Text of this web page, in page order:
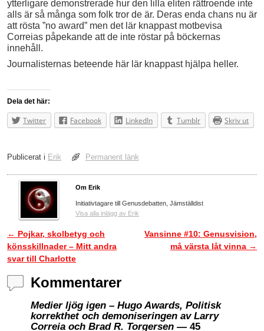
ytterligare demonstrerade hur den lilla eliten rättroende inte
alls är så många som folk tror de är. Deras enda chans nu är
att rösta ”no award” men det lär knappast motbevisa
Correias påpekande att de inte röstar på böckernas
innehåll.
Journalisternas beteende här lär knappast hjälpa heller.
Dela det här:
Twitter Facebook LinkedIn Tumblr Skriv ut
Publicerat i Erik Permanent länk
Om Erik
Initiativtagare till Genusdebatten, Jämställdist
Visa alla inlägg av Erik
Inläggsnavigering
← Pojkar, skolbetyg och
könsskillnader – Mitt andra
svar till Charlotte
Vansinne #10: Genusvision,
må värsta låt vinna →
Kommentarer
Medier ljög igen – Hugo Awards, Politisk
korrekthet och demoniseringen av Larry
Correia och Brad R. Torgersen — 45